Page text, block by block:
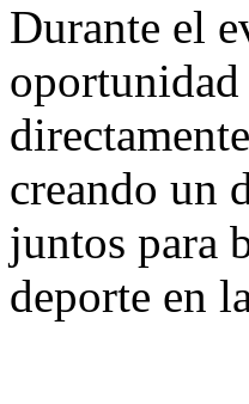
Durante el
oportunidad
creando un
juntos para
deporte en